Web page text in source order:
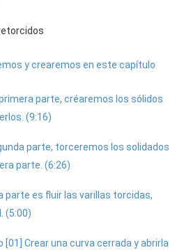
y crearemos en este capítulo
parte, créaremos los sólidos
(9:16)
parte, torceremos los solidados
parte. (6:26)
parte es fluir las varillas torcidas,
(5:00)
[01] Crear una curva cerrada y abrirla